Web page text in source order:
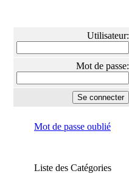
Utilisateur:
Mot de passe:
Mot de passe oublié
Liste des Catégories